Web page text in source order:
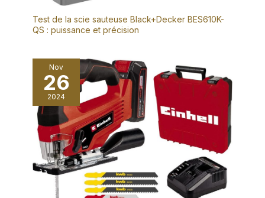
Test de la scie sauteuse Black+Decker BES610K-
QS : puissance et précision
Nov
26
2024